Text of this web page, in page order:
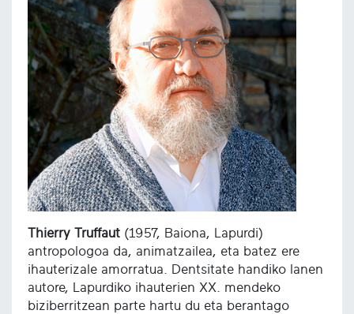
Thierry Truffaut (1957, Baiona, Lapurdi)
antropologoa da, animatzailea, eta batez ere
ihauterizale amorratua. Dentsitate handiko lanen
autore, Lapurdiko ihauterien XX. mendeko
biziberritzean parte hartu du eta berantago